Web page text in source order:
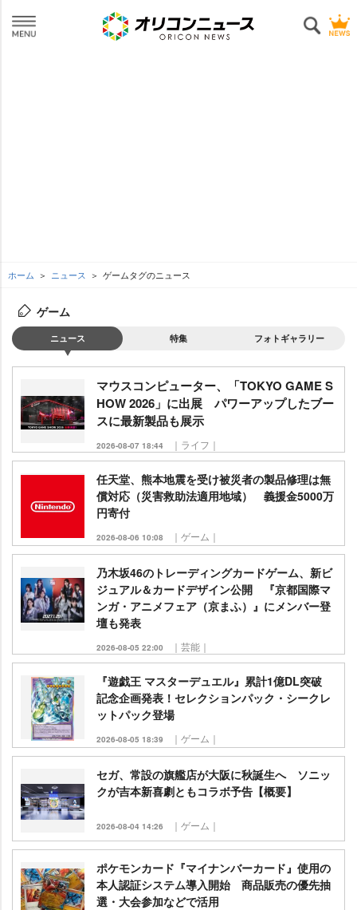
ホーム ニュース ゲームタグのニュース
ゲーム
ニュース 特集 フォトギャラリー
マウスコンピューター、「TOKYO GAME S
HOW 2026」に出展 パワーアップしたブー
スに最新製品も展示
2026-08-07 18:44 ｜ライフ｜
任天堂、熊本地震を受け被災者の製品修理は無
償対応（災害救助法適用地域） 義援金5000万
円寄付
2026-08-06 10:08 ｜ゲーム｜
乃木坂46のトレーディングカードゲーム、新ビ
ジュアル＆カードデザイン公開 『京都国際マ
ンガ・アニメフェア（京まふ）』にメンバー登
壇も発表
2026-08-05 22:00 ｜芸能｜
『遊戯王 マスターデュエル』累計1億DL突破
記念企画発表！セレクションパック・シークレ
ットパック登場
2026-08-05 18:39 ｜ゲーム｜
セガ、常設の旗艦店が大阪に秋誕生へ ソニッ
クが吉本新喜劇ともコラボ予告【概要】
2026-08-04 14:26 ｜ゲーム｜
ポケモンカード『マイナンバーカード』使用の
本人認証システム導入開始 商品販売の優先抽
選・大会参加などで活用